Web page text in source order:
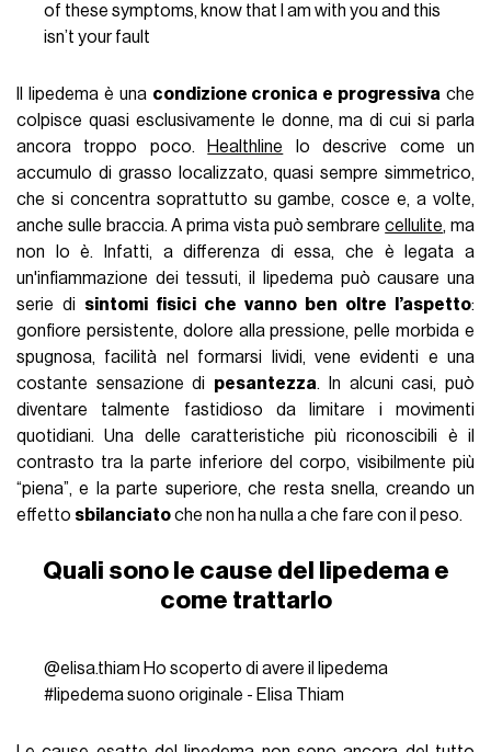
of these symptoms, know that I am with you and this
isn’t your fault
Il lipedema è una condizione cronica e progressiva che
colpisce quasi esclusivamente le donne, ma di cui si parla
ancora troppo poco.
Healthline lo descrive come un
accumulo di grasso localizzato, quasi sempre simmetrico,
che si concentra soprattutto su gambe, cosce e, a volte,
anche sulle braccia. A prima vista può sembrarecellulite, ma
non lo è. Infatti, a differenza di essa, che è legata a
un'infiammazione dei tessuti, il lipedema può causare una
serie di sintomi fisici che vanno ben oltre l’aspetto:
gonfiore persistente, dolore alla pressione, pelle morbida e
spugnosa, facilità nel formarsi lividi, vene evidenti e una
costante sensazione di pesantezza. In alcuni casi, può
diventare talmente fastidioso da limitare i movimenti
quotidiani. Una delle caratteristiche più riconoscibili è il
contrasto tra la parte inferiore del corpo, visibilmente più
“piena”, e la parte superiore, che resta snella, creando un
effetto sbilanciatoche non ha nulla a che fare con il peso.
Quali sono le cause del lipedema e
come trattarlo
@elisa.thiam Ho scoperto di avere il lipedema
#lipedemasuono originale - Elisa Thiam